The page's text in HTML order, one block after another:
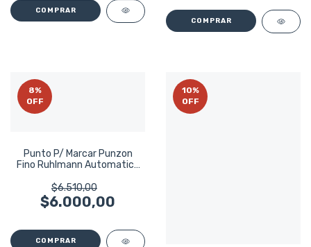
8%
OFF
Punto P/ Marcar Punzon
Fino Ruhlmann Automatico
$6.510,00
$6.000,00
10%
OFF